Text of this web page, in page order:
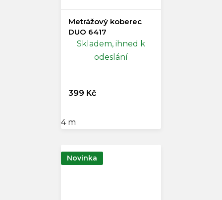
Metrážový koberec
DUO 6417
Skladem, ihned k
odeslání
399 Kč
4 m
Novinka